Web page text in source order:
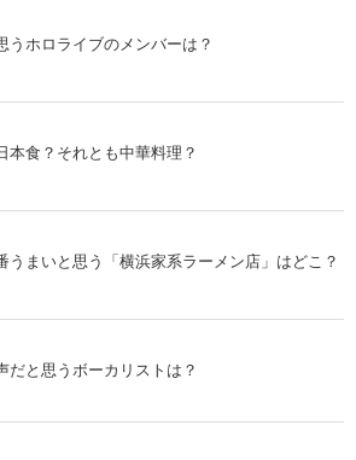
うホロライブのメンバーは？
本食？それとも中華料理？
うまいと思う「横浜家系ラーメン店」はどこ？
だと思うボーカリストは？